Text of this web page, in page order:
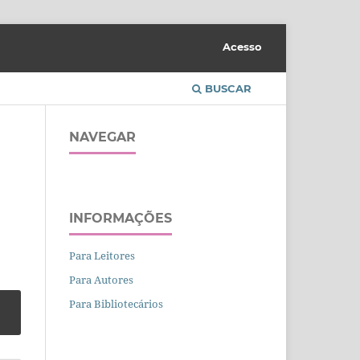
BUSCAR
Acesso
NAVEGAR
INFORMAÇÕES
Para Leitores
Para Autores
Para Bibliotecários